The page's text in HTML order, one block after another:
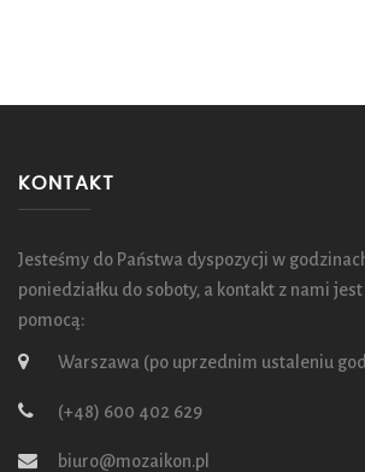
KONTAKT
Jesteśmy do Państwa dyspozycji w
poniedziałku do soboty, a kontakt z nami
pomocą:
Warszawa (po uprzednim ustaleniu
(+48) 600 402 629
biuro@mozaikon.pl